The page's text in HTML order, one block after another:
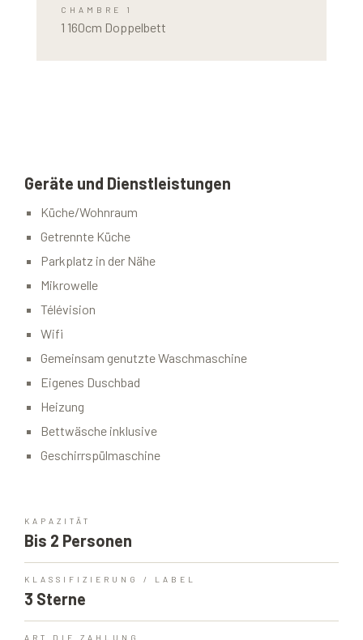
CHAMBRE 1
1 160cm Doppelbett
Geräte und Dienstleistungen
Küche/Wohnraum
Getrennte Küche
Parkplatz in der Nähe
Mikrowelle
Télévision
Wifi
Gemeinsam genutzte Waschmaschine
Eigenes Duschbad
Heizung
Bettwäsche inklusive
Geschirrspülmaschine
KAPAZITÄT
Bis 2 Personen
KLASSIFIZIERUNG / LABEL
3 Sterne
ART DIE ZAHLUNG